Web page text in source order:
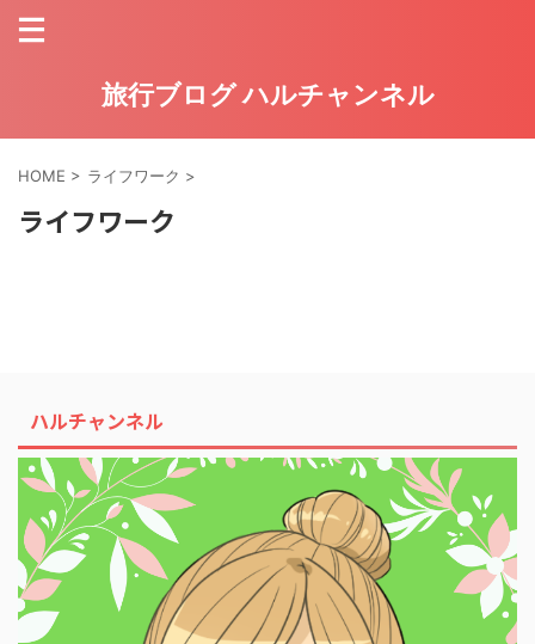
旅行ブログ ハルチャンネル
HOME > ライフワーク >
ライフワーク
ハルチャンネル